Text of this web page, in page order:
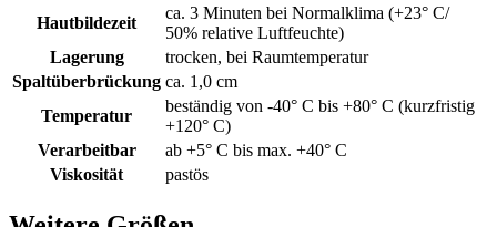
Hautbildezeit
ca. 3 Minuten bei Normalklima (+23° C/
50% relative Luftfeuchte)
Lagerung
trocken, bei Raumtemperatur
Spaltüberbrückung ca. 1,0 cm
Temperatur
beständig von -40° C bis +80° C (kurzfristig
+120° C)
Verarbeitbar
ab +5° C bis max. +40° C
Viskosität
pastös